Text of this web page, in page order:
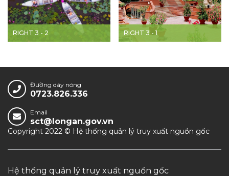
RIGHT 3 - 2 RIGHT 3 - 1
Đường dây nóng
0723.826.336
Email
sct@longan.gov.vn
Copyright 2022 © Hệ thống quản lý truy xuất nguồn gốc
Hệ thống quản lý truy xuất nguồn gốc